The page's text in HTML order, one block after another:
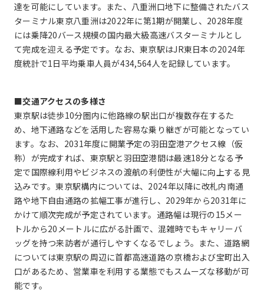
達を可能にしています。また、八重洲口地下に整備されたバス
ターミナル東京八重洲は2022年に第1期が開業し、2028年度
には乗降20バース規模の国内最大級高速バスターミナルとし
て完成を迎える予定です。なお、東京駅はJR東日本の2024年
度統計で1日平均乗車人員が434,564人を記録しています。
■交通アクセスの多様さ
東京駅は徒歩10分圏内に他路線の駅出口が複数存在するた
め、地下通路などを活用した容易な乗り継ぎが可能となってい
ます。なお、2031年度に開業予定の羽田空港アクセス線（仮
称）が完成すれば、東京駅と羽田空港間は最速18分となる予
定で国際線利用やビジネスの渡航の利便性が大幅に向上する見
込みです。東京駅構内については、2024年以降に改札内南通
路や地下自由通路の拡幅工事が進行し、2029年から2031年に
かけて順次完成が予定されています。通路幅は現行の15メー
トルから20メートルに広がる計画で、混雑時でもキャリーバ
ッグを持つ来訪者が通行しやすくなるでしょう。また、道路網
については東京駅の周辺に首都高速道路の京橋および宝町出入
口があるため、営業車を利用する業態でもスムーズな移動が可
能です。